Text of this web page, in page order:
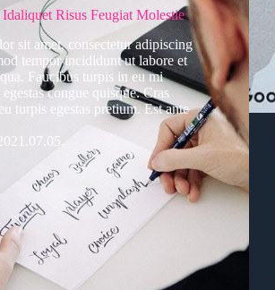
Risus Feugiat Molestie
sit amet, consectetur adipiscing
tempor incididunt ut labore et
Faucibus turpis in eu mi
congue quisque. Cras
turpis egestas pretium. Est ante